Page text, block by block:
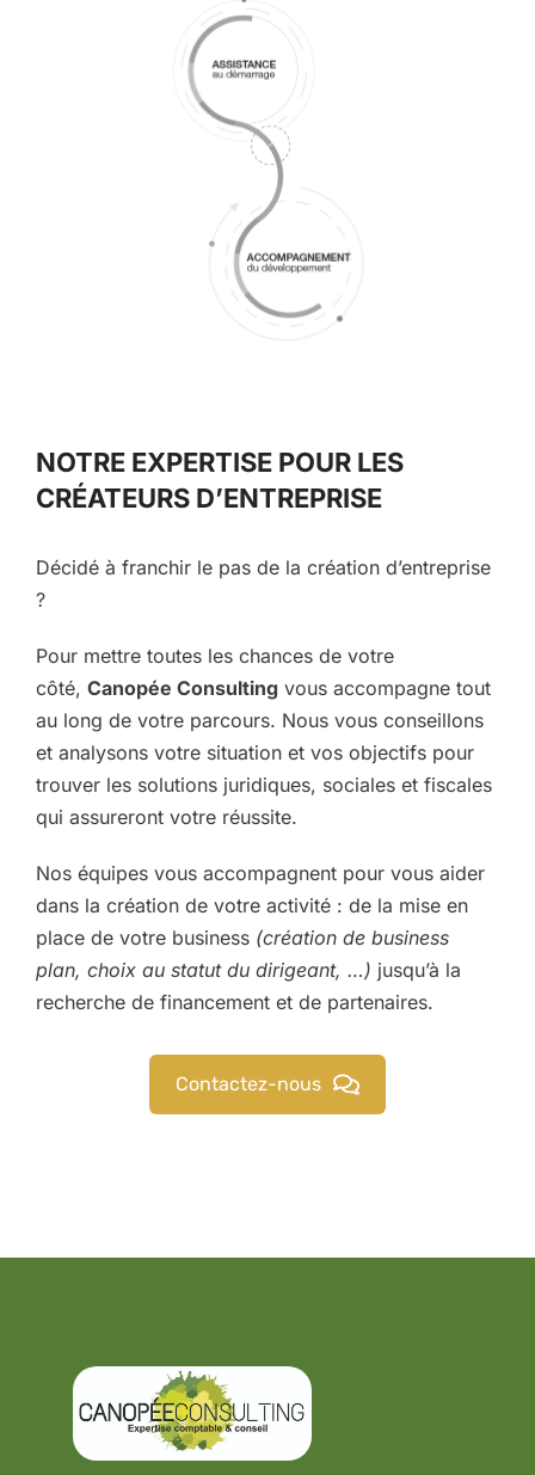
NOTRE EXPERTISE POUR LES
CRÉATEURS D’ENTREPRISE
Décidé à franchir le pas de la création d’entreprise
?
Pour mettre toutes les chances de votre
côté, Canopée Consulting vous accompagne tout
au long de votre parcours. Nous vous conseillons
et analysons votre situation et vos objectifs pour
trouver les solutions juridiques, sociales et fiscales
qui assureront votre réussite.
Nos équipes vous accompagnent pour vous aider
dans la création de votre activité : de la mise en
place de votre business (création de business
plan, choix au statut du dirigeant, …) jusqu’à la
recherche de financement et de partenaires.
Contactez-nous